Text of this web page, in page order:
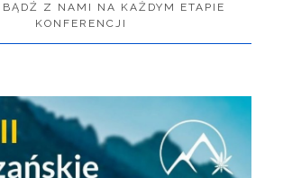
BĄDŹ Z NAMI NA KAŻDYM ETAPIE
KONFERENCJI